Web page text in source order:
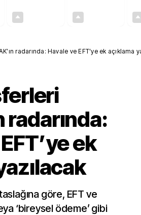
radarında: Havale ve EFT’ye ek açıklama
radarında:
ek
göre, EFT ve
‘bireysel ödeme’ gibi